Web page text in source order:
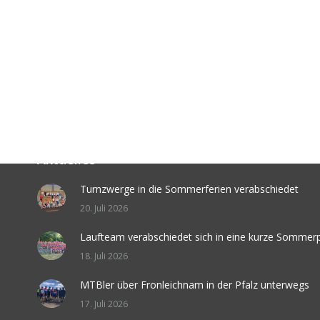
Aktuelles
Turnzwerge in die Sommerferien verabschiedet
20. Juli 2026
Laufteam verabschiedet sich in eine kurze
18. Juli 2026
MTBler über Fronleichnam in der Pfalz unterwegs
17. Juli 2026